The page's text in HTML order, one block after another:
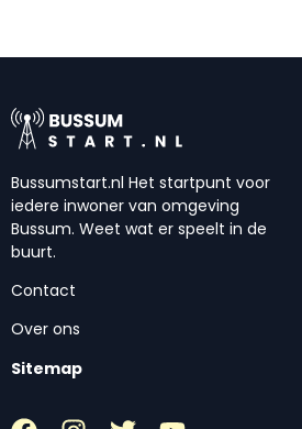
Bussumstart.nl Het startpunt voor
iedere inwoner van omgeving
Bussum. Weet wat er speelt in de
buurt.
Contact
Over ons
Sitemap